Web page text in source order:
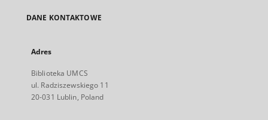
DANE KONTAKTOWE
Adres
Biblioteka UMCS
ul. Radziszewskiego 11
20-031 Lublin, Poland